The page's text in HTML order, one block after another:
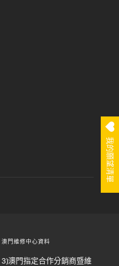
澳門維修中心資料
3)澳門指定合作分銷商暨維
我的願望清單